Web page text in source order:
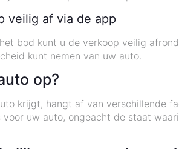
veilig af via de app
bod kunt u de verkoop veilig
kunt nemen van uw auto.
op?
krijgt, hangt af van verschillende
uw auto, ongeacht de staat